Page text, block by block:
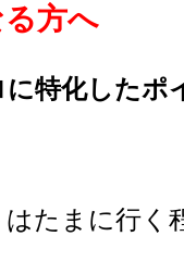
方へ
に特化したポ
たまに行く